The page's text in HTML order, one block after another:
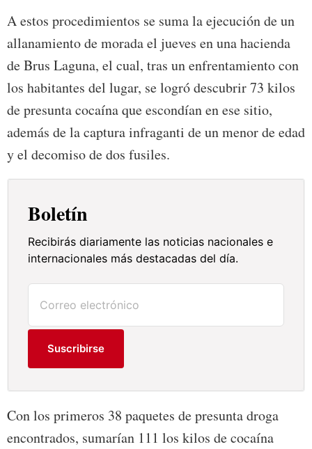
A estos procedimientos se suma la ejecución de un
allanamiento de morada el jueves en una hacienda
de Brus Laguna, el cual, tras un enfrentamiento con
los habitantes del lugar, se logró descubrir 73 kilos
de presunta cocaína que escondían en ese sitio,
además de la captura infraganti de un menor de edad
y el decomiso de dos fusiles.
Boletín
Recibirás diariamente las noticias nacionales e
internacionales más destacadas del día.
Suscribirse
Con los primeros 38 paquetes de presunta droga
encontrados, sumarían 111 los kilos de cocaína